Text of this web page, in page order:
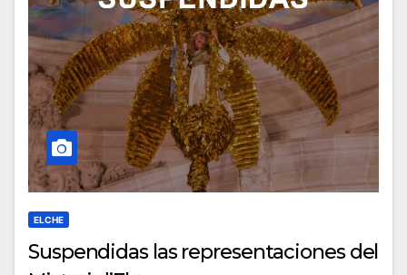
ELCHE
Suspendidas las representaciones del